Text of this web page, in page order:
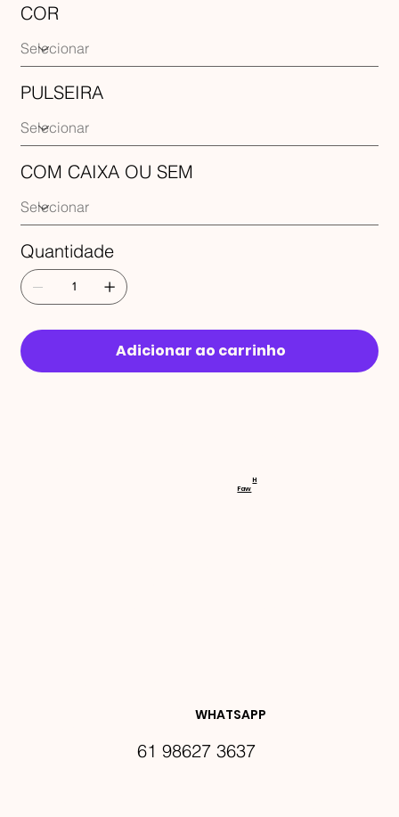
COR
PULSEIRA
COM CAIXA OU SEM
Quantidade
Adicionar ao carrinho
RECEBA
DES E
WHATSAPP
61 98627 3637
Faw
H